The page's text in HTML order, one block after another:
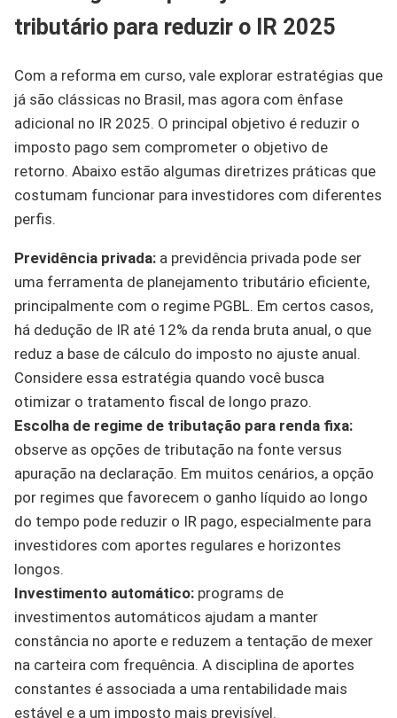
tributário para reduzir o IR 2025
Com a reforma em curso, vale explorar estratégias que
já são clássicas no Brasil, mas agora com ênfase
adicional no IR 2025. O principal objetivo é reduzir o
imposto pago sem comprometer o objetivo de
retorno. Abaixo estão algumas diretrizes práticas que
costumam funcionar para investidores com diferentes
perfis.
Previdência privada: a previdência privada pode ser
uma ferramenta de planejamento tributário eficiente,
principalmente com o regime PGBL. Em certos casos,
há dedução de IR até 12% da renda bruta anual, o que
reduz a base de cálculo do imposto no ajuste anual.
Considere essa estratégia quando você busca
otimizar o tratamento fiscal de longo prazo.
Escolha de regime de tributação para renda fixa:
observe as opções de tributação na fonte versus
apuração na declaração. Em muitos cenários, a opção
por regimes que favorecem o ganho líquido ao longo
do tempo pode reduzir o IR pago, especialmente para
investidores com aportes regulares e horizontes
longos.
Investimento automático: programs de
investimentos automáticos ajudam a manter
constância no aporte e reduzem a tentação de mexer
na carteira com frequência. A disciplina de aportes
constantes é associada a uma rentabilidade mais
estável e a um imposto mais previsível.